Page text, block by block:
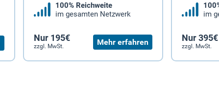
100% Reichweite
im gesamten Netzwerk
Nur 195€
zzgl. MwSt. Mehr erfahren
im
Nur 395€
zzgl. MwSt.